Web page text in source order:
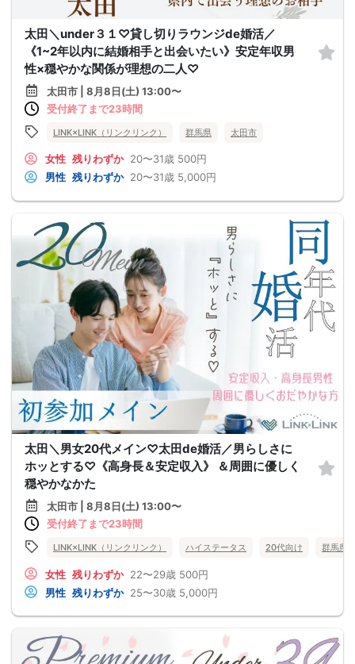
太田＼under３１♡貸し切りラウンジde婚活／
《1~2年以内に結婚相手と出会いたい》安定年収男
性×穏やかな関係が理想の二人♡
太田市 | 8月8日(土) 13:00〜
受付終了まで23時間
LINK×LINK（リンクリンク） 群馬県 太田市
女性 残りわずか 20〜31歳 500円
男性 残りわずか 20〜31歳 5,000円
太田＼男女20代メイン♡太田de婚活／男らしさに
ホッとする♡《高身長＆安定収入》 ＆周囲に優しく
穏やかなかた
太田市 | 8月8日(土) 13:00〜
受付終了まで23時間
LINK×LINK（リンクリンク） ハイステータス 20代向け 群馬県
女性 残りわずか 22〜29歳 500円
男性 残りわずか 25〜30歳 5,000円